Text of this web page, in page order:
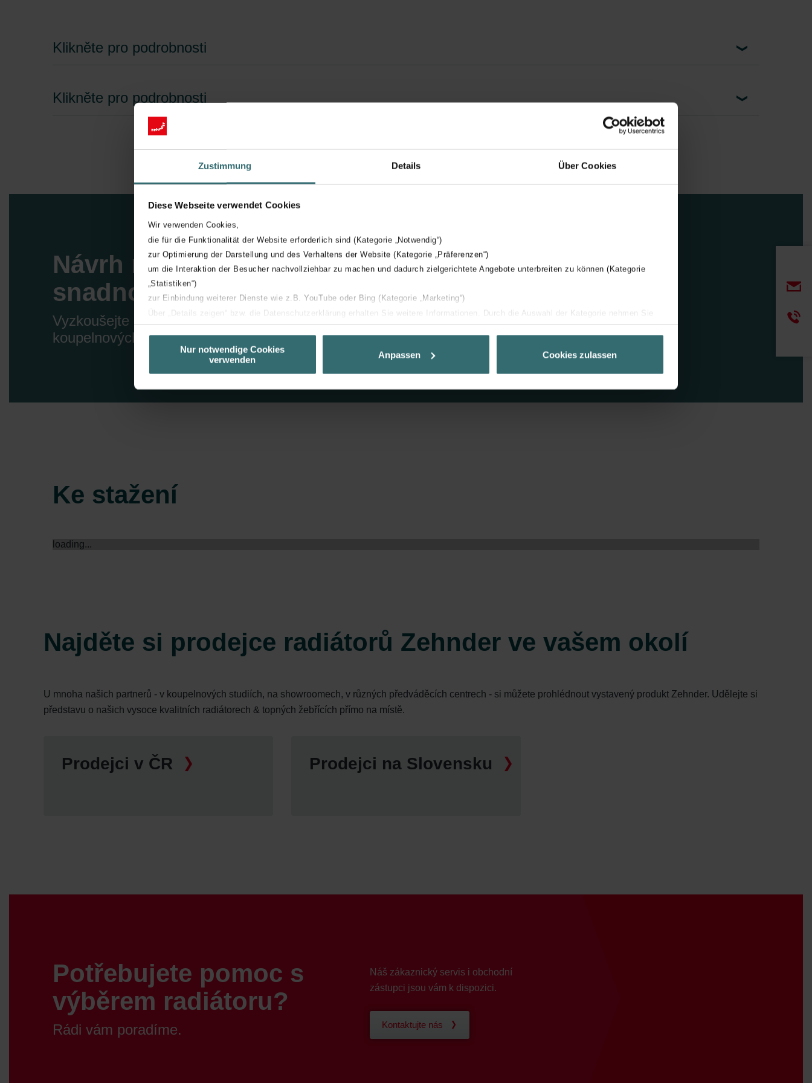
Zustimmung Details Über Cookies
Diese Webseite verwendet Cookies
Wir verwenden Cookies,
die für die Funktionalität der Website erforderlich sind (Kategorie „Notwendig“)
zur Optimierung der Darstellung und des Verhaltens der Website (Kategorie „Präferenzen“)
um die Interaktion der Besucher nachvollziehbar zu machen und dadurch zielgerichtete Angebote unterbreiten zu können (Kategorie
„Statistiken“)
zur Einbindung weiterer Dienste wie z.B. YouTube oder Bing (Kategorie „Marketing“)
Über „Details zeigen“ bzw. die Datenschutzerklärung erhalten Sie weitere Informationen. Durch die Auswahl der Kategorie nehmen Sie
unserer Website verwenden, um Ihnen die bestmögliche Nutzererfahrung zu ermöglichen und Ihnen maßgeschneiderte Informationen
basierend auf Ihren Interessen zur Verfügung zu stellen. Alle Einwilligungen können Sie selbstverständlich über einen Link in der
Datenschutzerklärung widerrufen.
Zehnder Group Ibérica SAU: Política de privacidad
Zehnder Group Italia S.r.l.: Privacy
Nur notwendige Cookies
verwenden
Anpassen Cookies zulassen
Klikněte pro podrobnosti
Klikněte pro podrobnosti
Návrh radiátoru
snadno a rychle
Vyzkoušejte náš konfigurátor
koupelnových radiátorů
Online konfigurátor
Vyberte si design, barvu i rozměr
cenu. Včetně příslušenství.
Ke stažení
loading...
Najděte si prodejce radiátorů Zehnder ve vašem okolí
U mnoha našich partnerů - v koupelnových studiích, na showroomech, v různých předváděcích centrech - si můžete prohlédnout vystavený produkt Zehnder. Udělejte si
představu o našich vysoce kvalitních radiátorech & topných žebřících přímo na místě.
Prodejci v ČR Prodejci na Slovensku
Potřebujete pomoc s
výběrem radiátoru?
Rádi vám poradíme.
Náš zákaznický servis i obchodní
zástupci jsou vám k dispozici.
Kontaktujte nás